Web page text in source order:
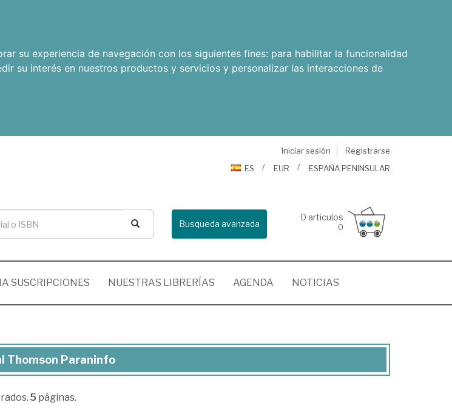
su experiencia de navegación con los siguientes fines: para habilitar la funcionalidad
su interés en nuestros productos y servicios y personalizar las interacciones de
Iniciar sesión
Registrarse
ES
EUR ESPAÑA PENINSULAR
Busqueda avanzada
0 artículos
0
SUSCRIPCIONES NUESTRAS LIBRERÍAS AGENDA NOTICIAS
Thomson Paraninfo
5 páginas.